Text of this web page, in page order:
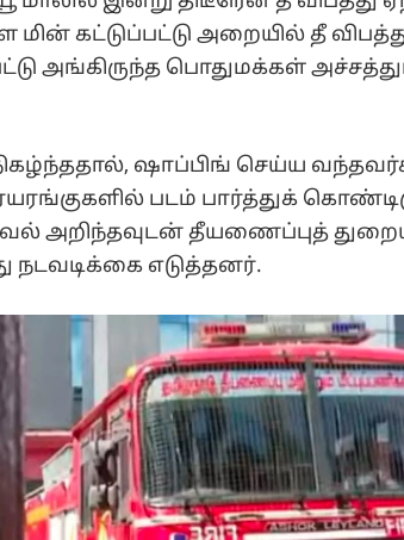
கட்டுப்பட்டு அறையில் தீ
அங்கிருந்த பொதுமக்கள்
ஷாப்பிங் செய்ய
படம் பார்த்துக்
அறிந்தவுடன் தீயணைப்புத்
நடவடிக்கை எடுத்தனர்.